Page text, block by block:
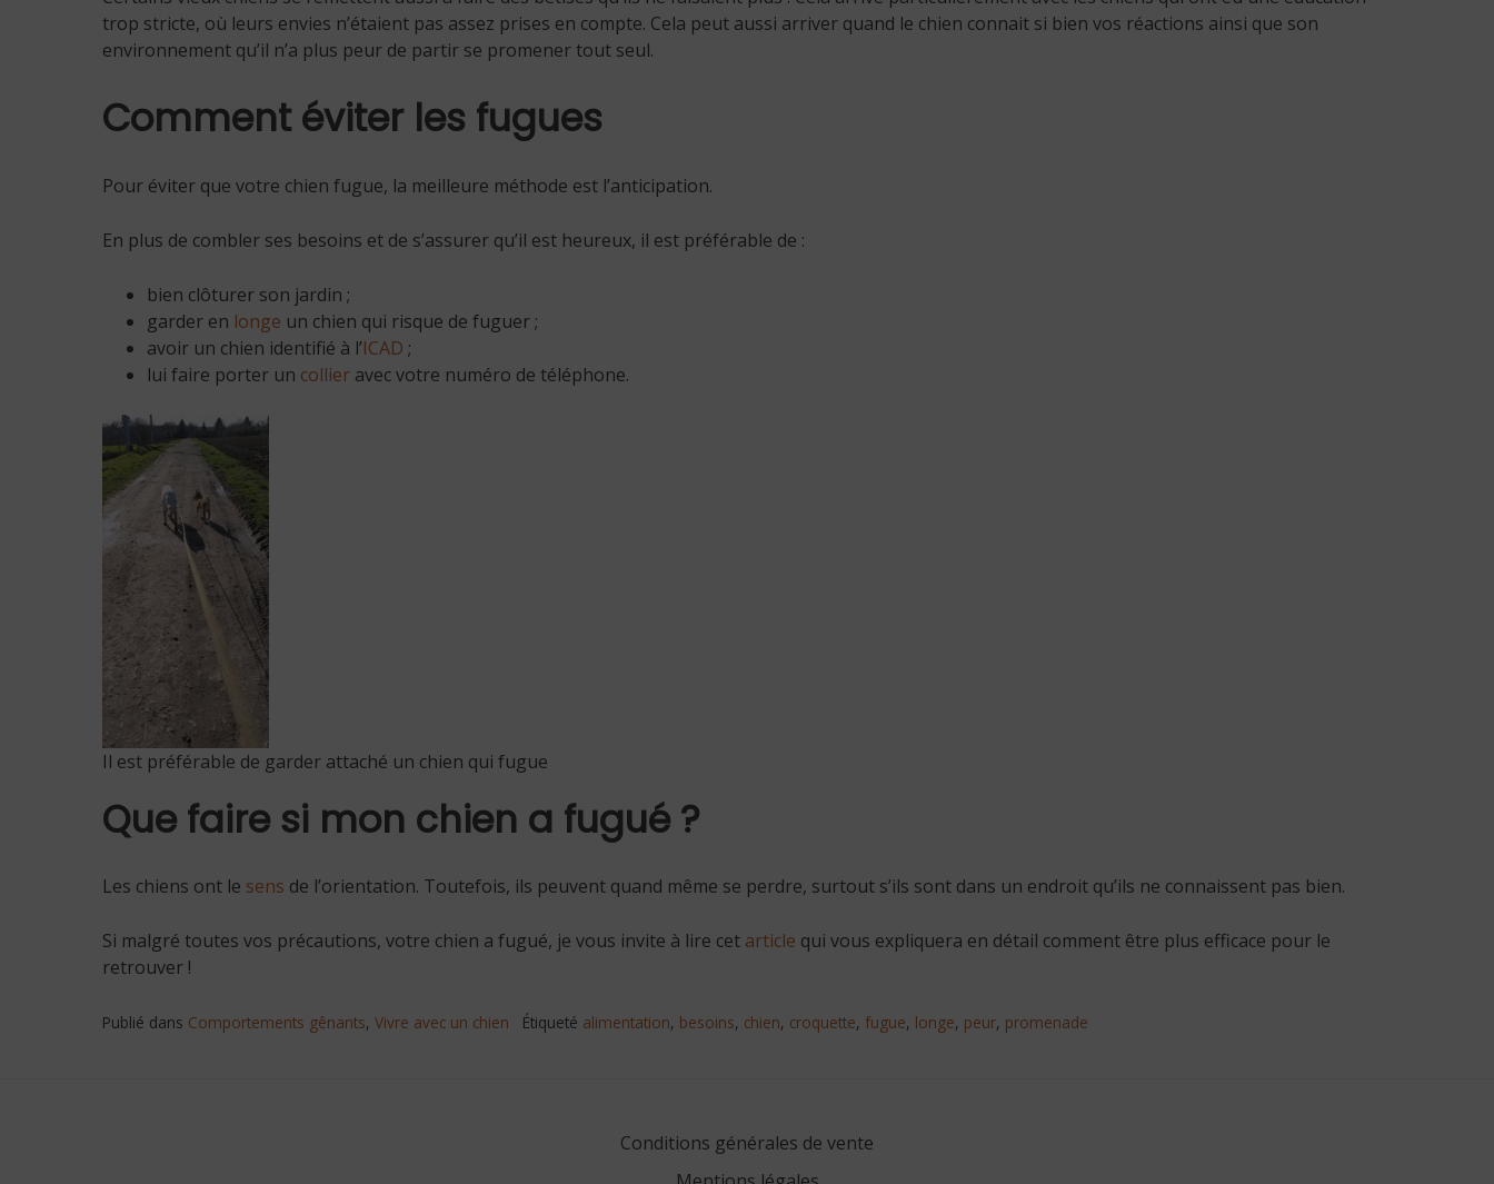
trop stricte, où leurs envies n’étaient pas assez prises en compte. Cela peut aussi arriver quand le chien connait si bien vos réactions ainsi que son
environnement qu’il n’a plus peur de partir se promener tout seul.
Comment éviter les fugues
Pour éviter que votre chien fugue, la meilleure méthode est l’anticipation.
En plus de combler ses besoins et de s’assurer qu’il est heureux, il est préférable de :
bien clôturer son jardin ;
garder en longe un chien qui risque de fuguer ;
avoir un chien identifié à l’ICAD ;
lui faire porter un collier avec votre numéro de téléphone.
Il est préférable de garder attaché un chien qui fugue
Que faire si mon chien a fugué ?
Les chiens ont le sens de l’orientation. Toutefois, ils peuvent quand même se perdre, surtout s’ils sont dans un endroit qu’ils ne connaissent pas bien.
Si malgré toutes vos précautions, votre chien a fugué, je vous invite à lire cet article qui vous expliquera en détail comment être plus efficace pour le
retrouver !
Publié dans Comportements gênants, Vivre avec un chien Étiqueté alimentation, besoins, chien, croquette, fugue, longe, peur, promenade
Conditions générales de vente